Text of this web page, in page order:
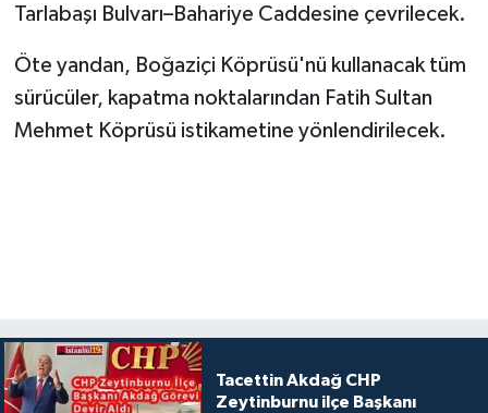
Tarlabaşı Bulvarı–Bahariye Caddesine çevrilecek.
Öte yandan, Boğaziçi Köprüsü'nü kullanacak tüm
sürücüler, kapatma noktalarından Fatih Sultan
Mehmet Köprüsü istikametine yönlendirilecek.
Tacettin Akdağ CHP
Zeytinburnu ilçe Başkanı